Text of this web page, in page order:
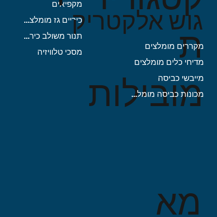
מחיר רגיל מחיר מבצע מחיר רגיל מחיר מבצע
מא
ת
מובילות
מקפיאים
כיריים גז מומלצות
תנור משולב כיריים
מסכי טלוויזיה
מקררים מומלצים
מדיחי כלים מומלצים
מייבשי כביסה
מכונות כביסה מומלצות
גוש אלקטריק